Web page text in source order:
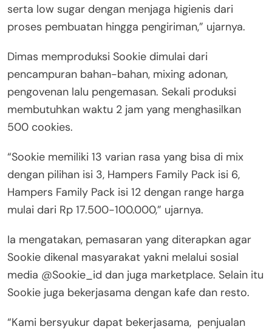
serta low sugar dengan menjaga higienis dari
proses pembuatan hingga pengiriman,” ujarnya.
Dimas memproduksi Sookie dimulai dari
pencampuran bahan-bahan, mixing adonan,
pengovenan lalu pengemasan. Sekali produksi
membutuhkan waktu 2 jam yang menghasilkan
500 cookies.
“Sookie memiliki 13 varian rasa yang bisa di mix
dengan pilihan isi 3, Hampers Family Pack isi 6,
Hampers Family Pack isi 12 dengan range harga
mulai dari Rp 17.500-100.000,” ujarnya.
Ia mengatakan, pemasaran yang diterapkan agar
Sookie dikenal masyarakat yakni melalui sosial
media @Sookie_id dan juga marketplace. Selain itu
Sookie juga bekerjasama dengan kafe dan resto.
“Kami bersyukur dapat bekerjasama, penjualan